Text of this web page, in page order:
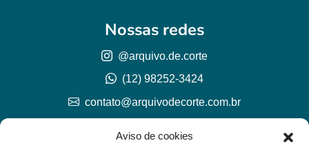
Aviso de cookies
Nossas redes
@arquivo.de.corte
(12) 98252-3424
contato@arquivodecorte.com.br